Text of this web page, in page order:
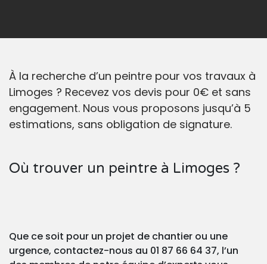
À la recherche d’un peintre pour vos travaux à
Limoges ? Recevez vos devis pour 0€ et sans
engagement. Nous vous proposons jusqu’à 5
estimations, sans obligation de signature.
Où trouver un peintre à Limoges ?
Que ce soit pour un projet de chantier ou une
urgence, contactez-nous au 01 87 66 64 37, l’un